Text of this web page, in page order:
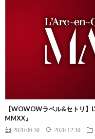
【WOWOWラベル&セトリ】
MMXX』
2020.06.30 2020.12.30